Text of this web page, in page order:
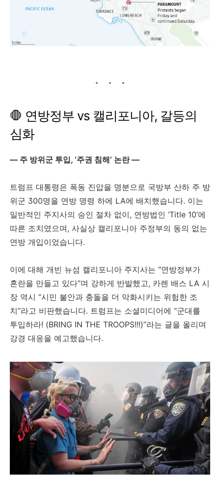
🛑 연방정부 vs 캘리포니아, 갈등의
심화
— 주 방위군 투입, ‘주권 침해’ 논란 —
트럼프 대통령은 폭동 진압을 명분으로 국방부 산하 주 방
위군 300명을 연방 명령 하에 LA에 배치했습니다. 이는
일반적인 주지사의 승인 절차 없이, 연방법인 ‘Title 10’에
따른 조치였으며, 사실상 캘리포니아 주정부의 동의 없는
연방 개입이었습니다.
이에 대해 개빈 뉴섬 캘리포니아 주지사는 “연방정부가
혼란을 만들고 있다”며 강하게 반발했고, 카렌 배스 LA 시
장 역시 “시민 불안과 충돌을 더 악화시키는 위험한 조
치”라고 비판했습니다. 트럼프는 소셜미디어에 “군대를
투입하라! (BRING IN THE TROOPS!!!)”라는 글을 올리며
강경 대응을 예고했습니다.